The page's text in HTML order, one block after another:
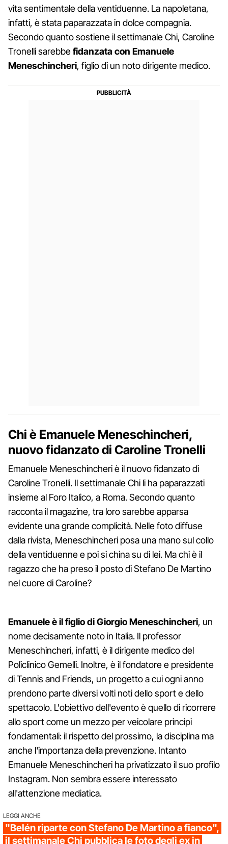
vita sentimentale della ventiduenne. La napoletana,
infatti, è stata paparazzata in dolce compagnia.
Secondo quanto sostiene il settimanale Chi, Caroline
Tronelli sarebbefidanzata con Emanuele
Meneschincheri, figlio di un noto dirigente medico.
Chi è Emanuele Meneschincheri,
nuovo fidanzato di Caroline Tronelli
Emanuele Meneschincheri è il nuovo fidanzato di
Caroline Tronelli. Il settimanale Chi li ha paparazzati
insieme al Foro Italico, a Roma. Secondo quanto
racconta il magazine, tra loro sarebbe apparsa
evidente una grande complicità. Nelle foto diffuse
dalla rivista, Meneschincheri posa una mano sul collo
della ventiduenne e poi si china su di lei. Ma chi è il
ragazzo che ha preso il posto di Stefano De Martino
nel cuore di Caroline?
Emanuele è il figlio di Giorgio Meneschincheri, un
nome decisamente noto in Italia. Il professor
Meneschincheri, infatti, è il dirigente medico del
Policlinico Gemelli. Inoltre, è il fondatore e presidente
di Tennis and Friends, un progetto a cui ogni anno
prendono parte diversi volti noti dello sport e dello
spettacolo. L'obiettivo dell'evento è quello di ricorrere
allo sport come un mezzo per veicolare principi
fondamentali: il rispetto del prossimo, la disciplina ma
anche l'importanza della prevenzione. Intanto
Emanuele Meneschincheri ha privatizzato il suo profilo
Instagram. Non sembra essere interessato
all'attenzione mediatica.
LEGGI ANCHE
"Belén riparte con Stefano De Martino a fianco",
il settimanale Chi pubblica le foto degli ex in